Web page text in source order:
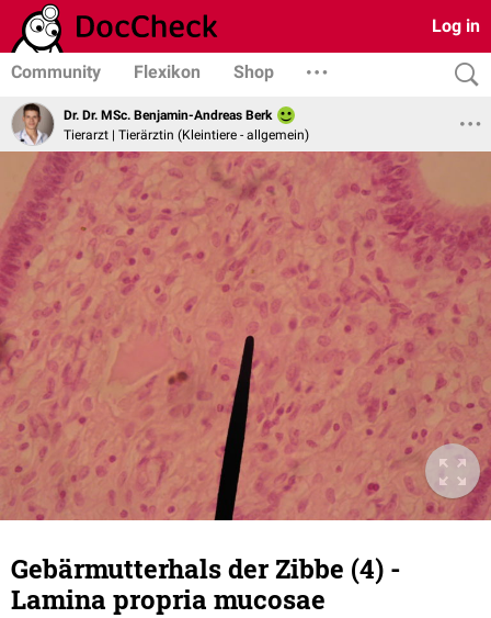
Log in
Community Flexikon Shop
Dr. Dr. MSc. Benjamin-Andreas Berk
Tierarzt | Tierärztin (Kleintiere - allgemein)
Gebärmutterhals der Zibbe (4) -
Lamina propria mucosae